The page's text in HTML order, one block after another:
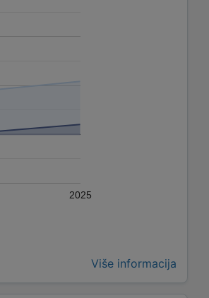
2025
Više informacija